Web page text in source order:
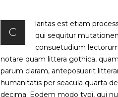
C
laritas est etiam
qui sequitur
consuetudium
notare quam littera gothica,
parum claram, anteposuerit
humanitatis per seacula quarta
decima. Eodem modo typi, qui